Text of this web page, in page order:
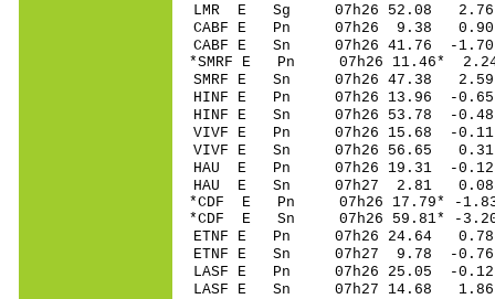
LMR E Sg 07h26 52.08
CABF E Pn 07h26
CABF E Sn 07h26 41.76 -
*SMRF E Pn 07h26
SMRF E Sn 07h26 47.38
HINF E Pn 07h26
HINF E Sn 07h26 53.78 -
VIVF E Pn 07h26
VIVF E Sn 07h26 56.65
HAU E Pn 07h26
HAU E Sn 07h27 2.81
*CDF E Pn 07h26
*CDF E Sn 07h26 59.81*
ETNF E Pn 07h26
ETNF E Sn 07h27 9.78 -
LASF E Pn 07h26
LASF E Sn 07h27 14.68